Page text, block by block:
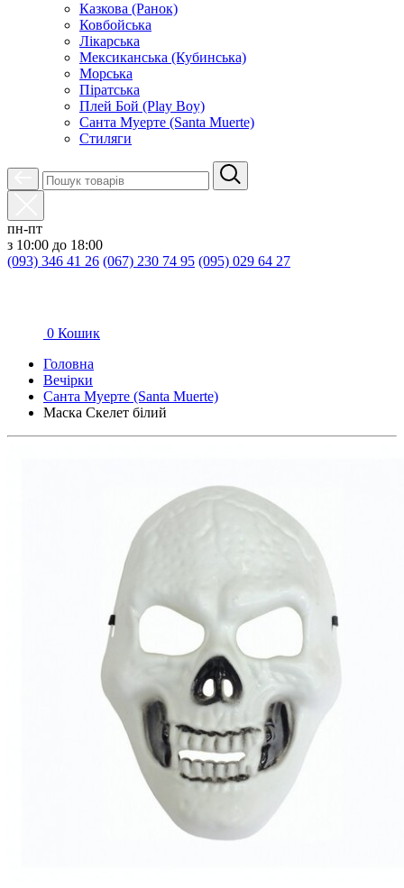
Казкова (Ранок)
Ковбойська
Лікарська
Мексиканська (Кубинська)
Морська
Піратська
Плей Бой (Play Boy)
Санта Муерте (Santa Muerte)
Стиляги
пн-пт
з 10:00 до 18:00
(093) 346 41 26 (067) 230 74 95 (095) 029 64 27
0 Кошик
Головна
Вечірки
Санта Муерте (Santa Muerte)
Маска Скелет білий